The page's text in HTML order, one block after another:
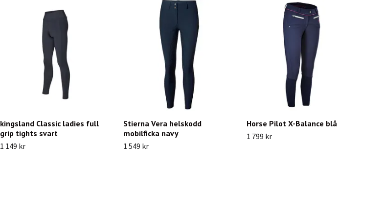
kingsland Classic ladies full
grip tights svart
1 149 kr
Stierna Vera helskodd
mobilficka navy
1 549 kr
Horse Pilot X-Balance blå
1 799 kr